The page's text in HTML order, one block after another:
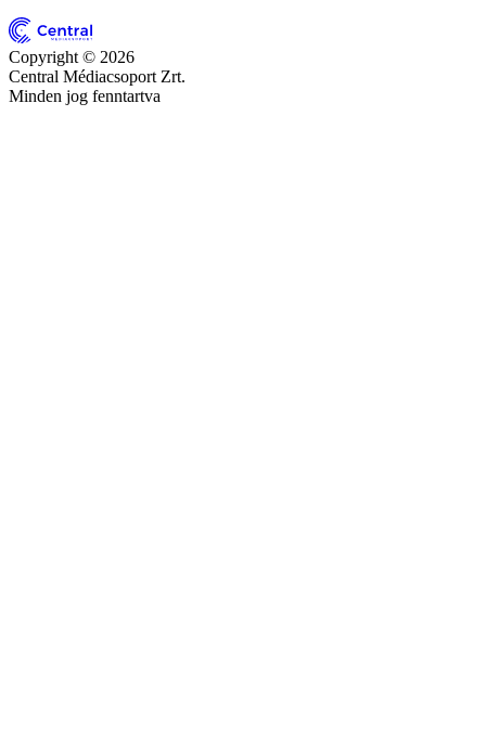
Copyright © 2026
Central Médiacsoport Zrt.
Minden jog fenntartva